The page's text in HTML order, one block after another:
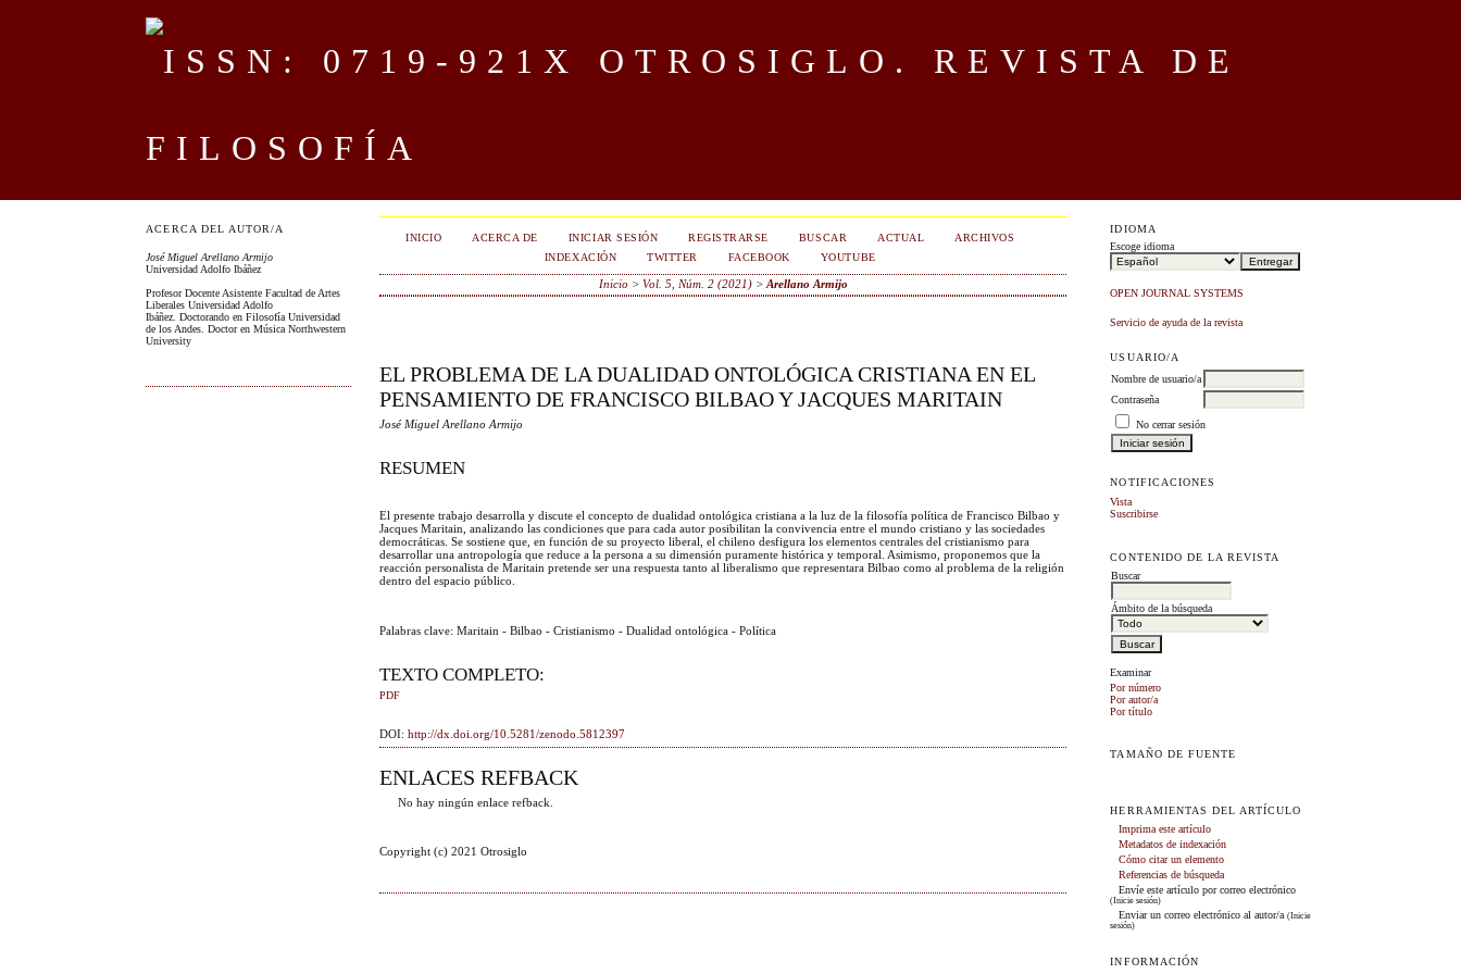
OTROSIGLO. REVISTA DE
FILOSOFÍA
ACERCA DEL AUTOR/A
José Miguel Arellano Armijo
Universidad Adolfo Ibáñez
Profesor Docente Asistente Facultad de Artes
Liberales Universidad Adolfo
Ibáñez. Doctorando en Filosofía Universidad
de los Andes. Doctor en Música Northwestern
University
IDIOMA
Escoge idioma
OPEN JOURNAL SYSTEMS
Servicio de ayuda de la revista
USUARIO/A
Nombre de usuario/a
Contraseña
No cerrar sesión
NOTIFICACIONES
Vista
Suscribirse
CONTENIDO DE LA REVISTA
Buscar
Ámbito de la búsqueda
Examinar
Por número
Por autor/a
Por título
TAMAÑO DE FUENTE
HERRAMIENTAS DEL ARTÍCULO
Imprima este artículo
Metadatos de indexación
Cómo citar un elemento
Referencias de búsqueda
Envíe este artículo por correo electrónico
(Inicie sesión)
Enviar un correo electrónico al autor/a(Inicie
sesión)
INFORMACIÓN
INICIO ACERCA DE INICIAR SESIÓN REGISTRARSE BUSCAR ACTUAL
ARCHIVOS
INDEXACIÓN
TWITTER FACEBOOK YOUTUBE
Inicio> Vol. 5, Núm. 2 (2021)> Arellano Armijo
EL PROBLEMA DE LA DUALIDAD ONTOLÓGICA CRISTIANA EN EL
PENSAMIENTO DE FRANCISCO BILBAO Y JACQUES MARITAIN
José Miguel Arellano Armijo
RESUMEN
El presente trabajo desarrolla y discute el concepto de dualidad ontológica cristiana a la luz de la filosofía política de Francisco Bilbao y
Jacques Maritain, analizando las condiciones que para cada autor posibilitan la convivencia entre el mundo cristiano y las sociedades
democráticas. Se sostiene que, en función de su proyecto liberal, el chileno desfigura los elementos centrales del cristianismo para
desarrollar una antropología que reduce a la persona a su dimensión puramente histórica y temporal. Asimismo, proponemos que la
reacción personalista de Maritain pretende ser una respuesta tanto al liberalismo que representara Bilbao como al problema de la religión
dentro del espacio público.
Palabras clave: Maritain - Bilbao - Cristianismo - Dualidad ontológica - Política
TEXTO COMPLETO:
PDF
DOI:http://dx.doi.org/10.5281/zenodo.5812397
ENLACES REFBACK
No hay ningún enlace refback.
Copyright (c) 2021 Otrosiglo